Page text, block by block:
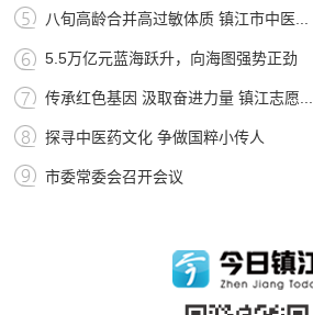
八旬高龄合并高过敏体质 镇江市中医...
5.5万亿元蓝海跃升，向海图强势正劲
传承红色基因 汲取奋进力量 镇江志愿...
探寻中医药文化 争做国粹小传人
市委常委会召开会议